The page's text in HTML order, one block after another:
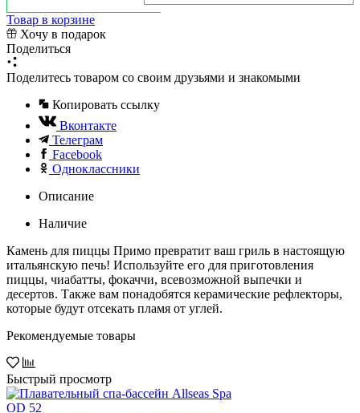
Товар в корзине
Хочу в подарок
Поделиться
Поделитесь товаром со своим друзьями и знакомыми
Копировать ссылку
Вконтакте
Телеграм
Facebook
Одноклассники
Описание
Наличие
Камень для пиццы Примо превратит ваш гриль в настоящую
итальянскую печь! Используйте его для приготовления
пиццы, чиабатты, фокаччи, всевозможной выпечки и
десертов. Также вам понадобятся керамические рефлекторы,
которые будут отсекать пламя от углей.
Рекомендуемые товары
Быстрый просмотр